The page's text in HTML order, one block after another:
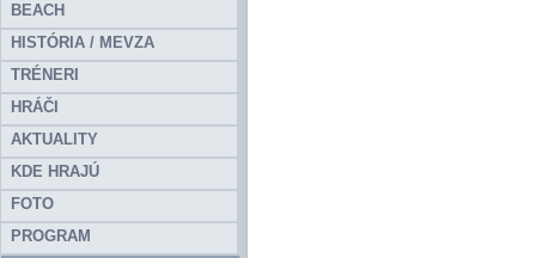
BEACH
HISTÓRIA / MEVZA
TRÉNERI
HRÁČI
AKTUALITY
KDE HRAJÚ
FOTO
PROGRAM